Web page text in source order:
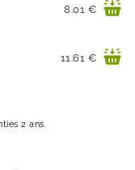
Prix
8.01 €
Prix
11.61 €
2 ans.